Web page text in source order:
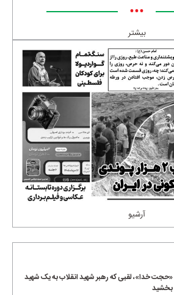
•••
بیشتر
آرشیو
«حجت خدا»، لقبی که رهبر شهید انقلاب به یک شهید
بخشید